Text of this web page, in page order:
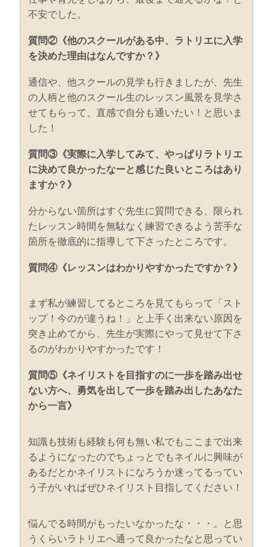
不安でした。
質問②《他のスクールがある中、ラトリエに入学
を決めた理由はなんですか？》
通信や、他スクールの見学も行きましたが、先生
の人柄と他のスクール生のレッスン風景を見学さ
せてもらって、直感で自分も通いたい！と思いま
した！
質問③《実際に入学してみて、やっぱりラトリエ
に決めて良かったなーと感じた良いところはあり
ますか？》
分からない箇所はすぐ先生に質問できる、限られ
たレッスン時間を無駄なく練習できるよう苦手な
箇所を徹底的に指導して下さったところです。
質問④《レッスンはわかりやすかったですか？》
まず私が練習してるところを見てもらって「スト
ップ！今のが違うね！」と上手く出来ない原因を
突き止めてから、先生が実際にやって見せて下さ
るのがわかりやすかったです！
質問⑤《ネイリストを目指すのに一歩を踏み出せ
ない方へ、勇気を出して一歩を踏み出したあなた
から一言》
知識も技術も経験も何も無い私でもここまで出来
るようになったのでちょっとでもネイルに興味が
あるだとかネイリストになろうか迷ってるってい
う子がいればぜひネイリスト目指してください！
悩んでる時間がもったいなかったな・・・。と思
うくらいラトリエへ通って良かったなと思ってい